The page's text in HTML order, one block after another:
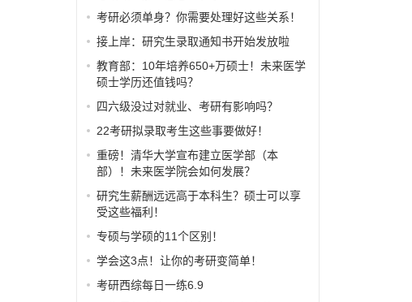
考研必须单身？你需要处理好这些关系！
接上岸：研究生录取通知书开始发放啦
教育部：10年培养650+万硕士！未来医学
硕士学历还值钱吗？
四六级没过对就业、考研有影响吗？
22考研拟录取考生这些事要做好！
重磅！清华大学宣布建立医学部（本
部）！未来医学院会如何发展？
研究生薪酬远远高于本科生？硕士可以享
受这些福利！
专硕与学硕的11个区别！
学会这3点！让你的考研变简单！
考研西综每日一练6.9